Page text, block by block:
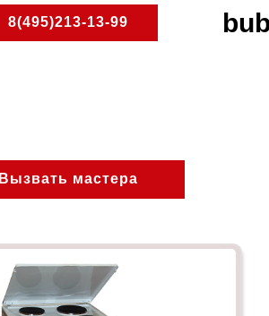
8(495)213-13-99
Вызвать мастера